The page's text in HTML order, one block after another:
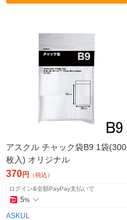
アスクル チャック袋B9 1袋(300
枚入) オリジナル
370円 （税込）
ログイン&全額PayPay支払いで
5%
ASKUL